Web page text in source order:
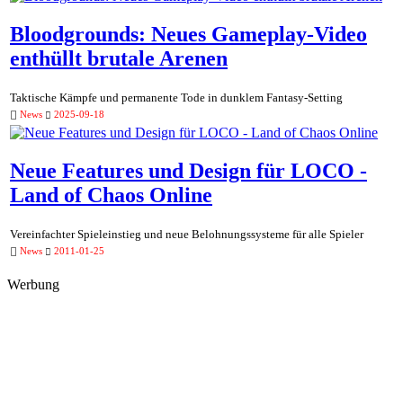
Bloodgrounds: Neues Gameplay-Video
enthüllt brutale Arenen
Taktische Kämpfe und permanente Tode in dunklem Fantasy-Setting
News 2025-09-18
Neue Features und Design für LOCO -
Land of Chaos Online
Vereinfachter Spieleinstieg und neue Belohnungssysteme für alle Spieler
News 2011-01-25
Werbung